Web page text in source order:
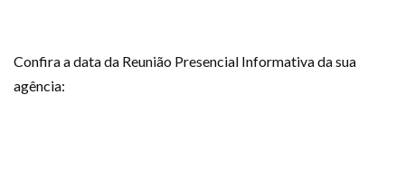
Confira a data da Reunião Presencial Informativa da sua
agência: